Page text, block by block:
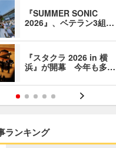
『SUMMER SONIC
2026』、ベテラン3組…
『スタクラ 2026 in 横
浜』が開幕 今年も多…
ランキング